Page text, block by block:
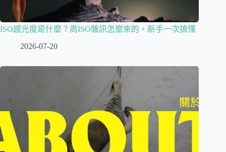
ISO感光度是什麼？高ISO雜訊怎麼來的，新手一次搞懂
2026-07-20